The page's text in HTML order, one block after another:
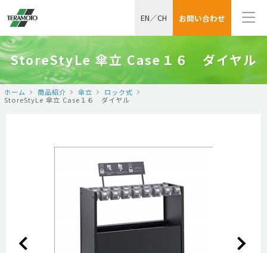
お問い合わせ
EN／CH
StoreStyLe 傘立 Case１６ ダイヤル
ホーム 商品紹介 傘立
ロック式
StoreStyLe 傘立 Case１６ ダイヤル